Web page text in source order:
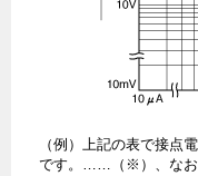
（例）上記の表で接点
です。……（※）、なお